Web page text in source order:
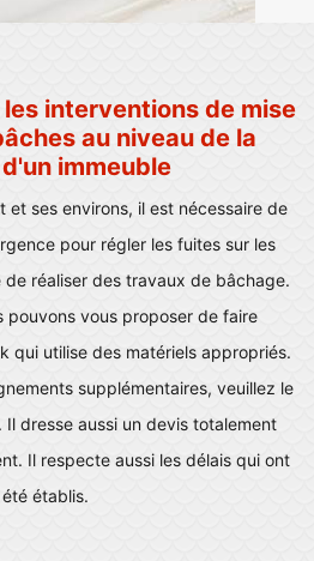
interventions de mise
au niveau de la
immeuble
et ses environs, il est nécessaire de
pour régler les fuites sur les
réaliser des travaux de bâchage.
pouvons vous proposer de faire
qui utilise des matériels appropriés.
supplémentaires, veuillez le
dresse aussi un devis totalement
Il respecte aussi les délais qui ont
été établis.